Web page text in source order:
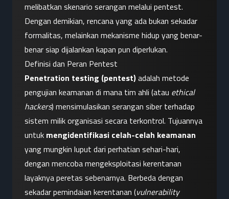
melibatkan skenario serangan melalui pentest.
Dengan demikian, rencana yang ada bukan sekadar
formalitas, melainkan mekanisme hidup yang benar-
benar siap dijalankan kapan pun diperlukan.
Definisi dan Peran Pentest
Penetration testing (pentest) adalah metode
pengujian keamanan di mana tim ahli (atau ethical
hackers) mensimulasikan serangan siber terhadap
sistem milik organisasi secara terkontrol. Tujuannya
untuk mengidentifikasi celah-celah keamanan
yang mungkin luput dari perhatian sehari-hari,
dengan mencoba mengeksploitasi kerentanan
layaknya peretas sebenarnya. Berbeda dengan
sekadar pemindaian kerentanan (vulnerability